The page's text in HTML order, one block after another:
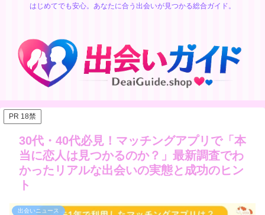
はじめてでも安心。あなたに合う出会いが見つかる総合ガイド。
PR 18禁
30代・40代必見！マッチングアプリで「本
当に恋人は見つかるのか？」最新調査でわ
かったリアルな出会いの実態と成功のヒン
ト
出会いニュース